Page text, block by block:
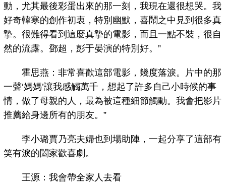
動，尤其最後彩蛋出來的那一刻，我現在還很想哭。我
好奇韓寒的創作初衷，特別幽默，喜鬧之中見到很多真
摯。很難得看到這麼真摯的電影，而且一點不裝，很自
然的流露。鄧超，彭于晏演的特別好。”
霍思燕：非常喜歡這部電影，幾度落淚。片中的那
一聲‘媽媽’讓我感觸萬千，想起了許多自己小時候的事
情，做了母親的人，最為被這種細節觸動。我會把影片
推薦給身邊所有的朋友。”
李小璐賈乃亮夫婦也到場助陣，一起分享了這部有
笑有淚的闔家歡喜劇。
王源：我會帶全家人去看